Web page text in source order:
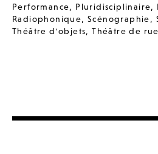
Performance, Pluridisciplinaire,
Radiophonique,Scénographie,
Théâtre d'objets,Théâtre de rue